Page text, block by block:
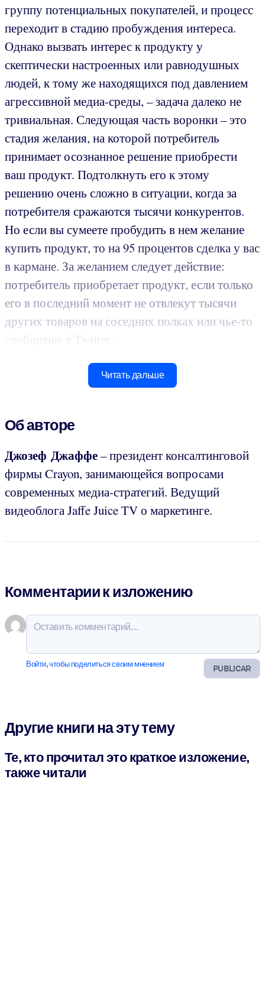
группу потенциальных покупателей, и процесс
переходит в стадию пробуждения интереса.
Однако вызвать интерес к продукту у
скептически настроенных или равнодушных
людей, к тому же находящихся под давлением
агрессивной медиа-среды, – задача далеко не
тривиальная. Следующая часть воронки – это
стадия желания, на которой потребитель
принимает осознанное решение приобрести
ваш продукт. Подтолкнуть его к этому
решению очень сложно в ситуации, когда за
потребителя сражаются тысячи конкурентов.
Но если вы сумеете пробудить в нем желание
купить продукт, то на 95 процентов сделка у вас
в кармане. За желанием следует действие:
потребитель приобретает продукт, если только
его в последний момент не отвлекут тысячи
других товаров на соседних полках или чье-то
сообщение в Twitter...
Читать дальше
Об авторе
Джозеф Джаффе– президент консалтинговой
фирмы Crayon, занимающейся вопросами
современных медиа-стратегий. Ведущий
видеоблога Jaffe Juice TV о маркетинге.
Комментарии к изложению
PUBLICAR
Войти, чтобы поделиться своим мнением
Другие книги на эту тему
Те, кто прочитал это краткое изложение,
также читали